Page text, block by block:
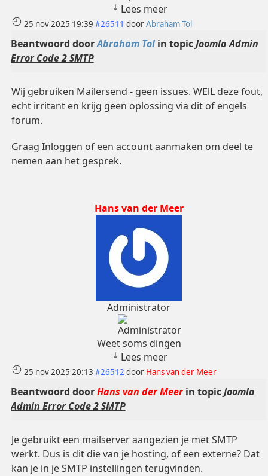
Lees meer
25 nov 2025 19:39 #26511 doorAbraham Tol
Beantwoord doorAbraham Tolin topicJoomla Admin
Error Code 2 SMTP
Wij gebruiken Mailersend - geen issues. WElL deze fout,
echt irritant en krijg geen oplossing via dit of engels
forum.
Graag Inloggen of een account aanmaken om deel te
nemen aan het gesprek.
Hans van der Meer
Administrator
Weet soms dingen
Lees meer
25 nov 2025 20:13 #26512 door Hans van der Meer
Beantwoord doorHans van der Meerin topicJoomla
Admin Error Code 2 SMTP
Je gebruikt een mailserver aangezien je met SMTP
werkt. Dus is dit die van je hosting, of een externe? Dat
kan je in je SMTP instellingen terugvinden.